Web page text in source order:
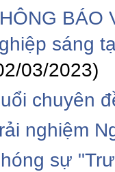
BÁO
sáng
03/2023)
chuyên
nghiệm
sự